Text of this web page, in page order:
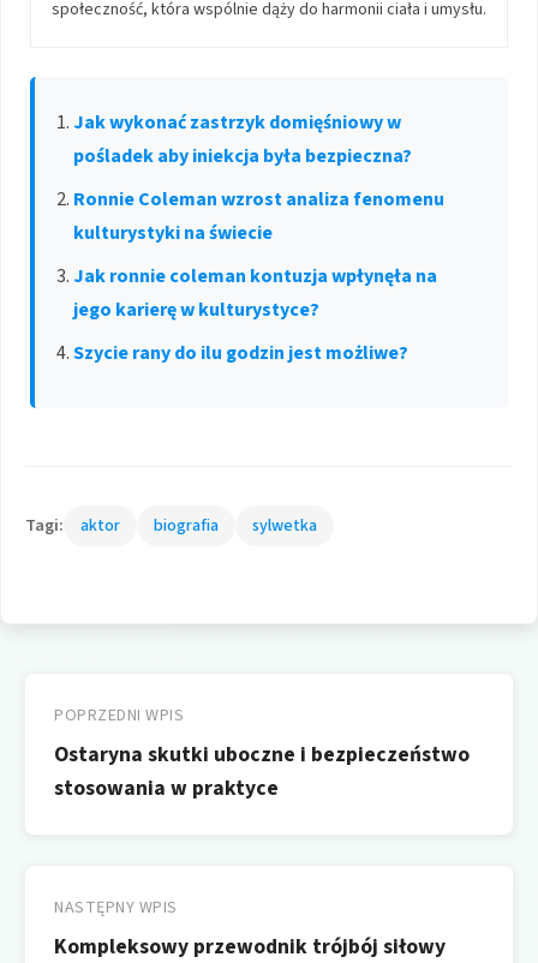
społeczność, która wspólnie dąży do harmonii ciała i umysłu.
Jak wykonać zastrzyk domięśniowy w
pośladek aby iniekcja była bezpieczna?
Ronnie Coleman wzrost analiza fenomenu
kulturystyki na świecie
Jak ronnie coleman kontuzja wpłynęła na
jego karierę w kulturystyce?
Szycie rany do ilu godzin jest możliwe?
Tagi: aktor biografia sylwetka
wpisu
POPRZEDNI WPIS
Ostaryna skutki uboczne i bezpieczeństwo
stosowania w praktyce
NASTĘPNY WPIS
Kompleksowy przewodnik trójbój siłowy